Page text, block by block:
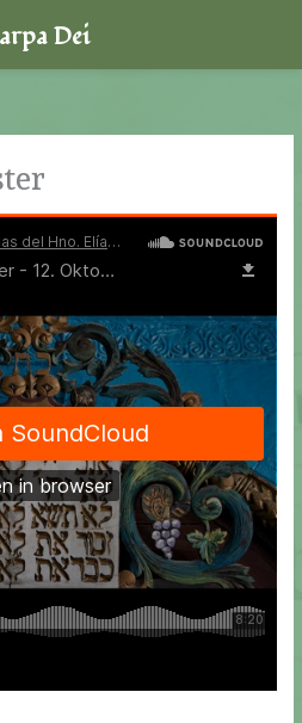
Dei